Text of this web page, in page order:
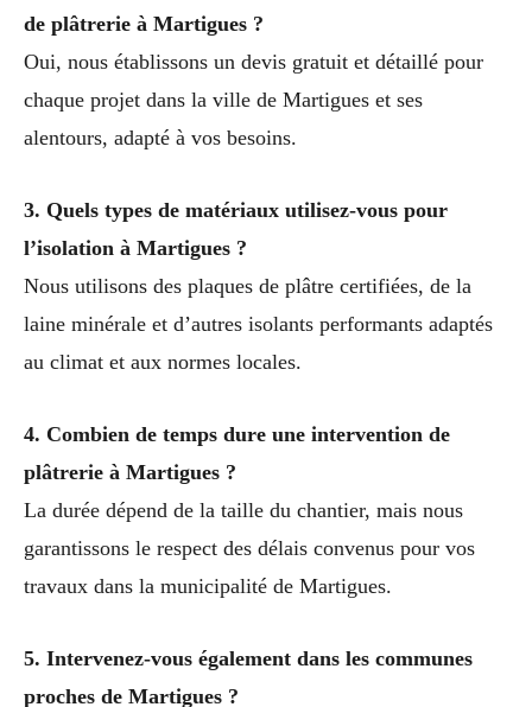
de plâtrerie à Martigues ?
Oui, nous établissons un devis gratuit et détaillé pour
chaque projet dans la ville de Martigues et ses
alentours, adapté à vos besoins.
3. Quels types de matériaux utilisez-vous pour
l’isolation à Martigues ?
Nous utilisons des plaques de plâtre certifiées, de la
laine minérale et d’autres isolants performants adaptés
au climat et aux normes locales.
4. Combien de temps dure une intervention de
plâtrerie à Martigues ?
La durée dépend de la taille du chantier, mais nous
garantissons le respect des délais convenus pour vos
travaux dans la municipalité de Martigues.
5. Intervenez-vous également dans les communes
proches de Martigues ?